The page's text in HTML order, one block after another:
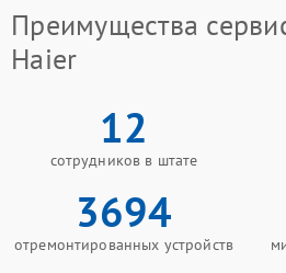
Преимущества
Haier
12
сотрудников в штате
3694
отремонтированных устройств